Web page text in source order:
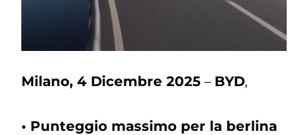
Milano, 4 Dicembre 2025 – BYD,
• Punteggio massimo per la berlina